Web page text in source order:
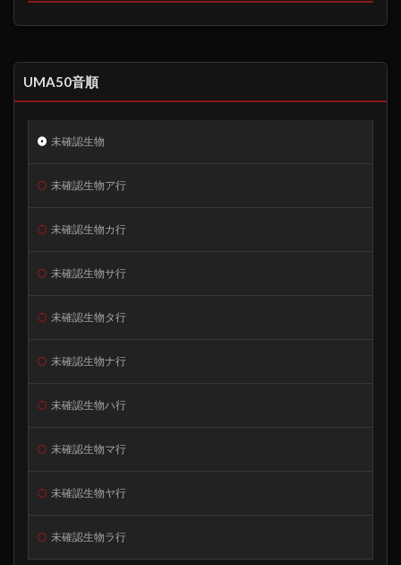
UMA50音順
未確認生物
未確認生物ア行
未確認生物カ行
未確認生物サ行
未確認生物タ行
未確認生物ナ行
未確認生物ハ行
未確認生物マ行
未確認生物ヤ行
未確認生物ラ行